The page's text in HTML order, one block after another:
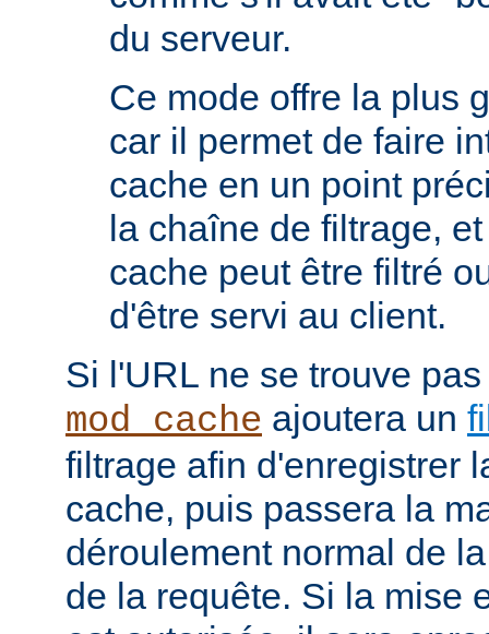
du serveur.
Ce mode offre la plus
car il permet de faire
cache en un point
la chaîne de filtrage,
cache peut être filtré
d'être servi au client.
Si l'URL ne se trouve
mod_cache ajoutera un
filtrage afin d'enregistrer
cache, puis passera la
déroulement normal de
de la requête. Si la mise